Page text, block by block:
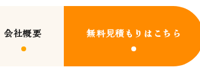
会社概要 無料見積もりはこちら